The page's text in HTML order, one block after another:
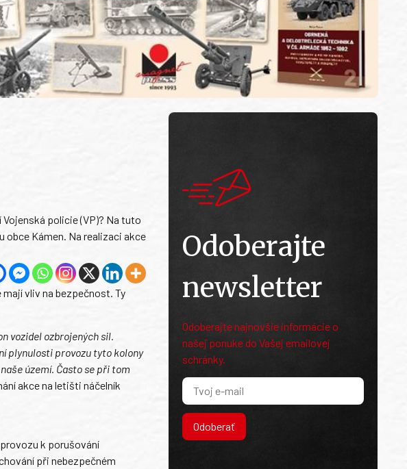
policie (VP)? Na tuto
obce Kámen. Na realizaci akce
vliv na bezpečnost. Ty
vozidel ozbrojených sil.
plynulosti provozu tyto kolony
území. Často se při tom
akce na letišti náčelník
k porušování
při nebezpečném
Odoberajte
newsletter
Odoberajte najnovšie informácie o
našej ponuke do Vašej emailovej
schránky.
Odoberať